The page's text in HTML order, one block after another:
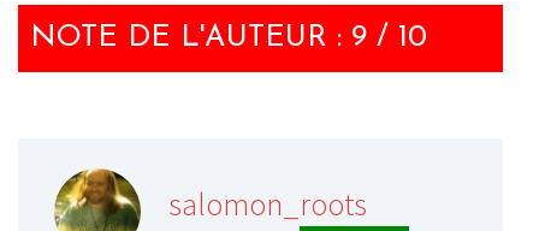
NOTE DE L'AUTEUR : 9 / 10
salomon_roots